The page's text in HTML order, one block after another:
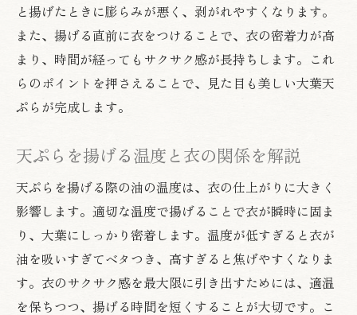
と揚げたときに膨らみが悪く、剥がれやすくなります。
また、揚げる直前に衣をつけることで、衣の密着力が高
まり、時間が経ってもサクサク感が長持ちします。これ
らのポイントを押さえることで、見た目も美しい大葉天
ぷらが完成します。
天ぷらを揚げる温度と衣の関係を解説
天ぷらを揚げる際の油の温度は、衣の仕上がりに大きく
影響します。適切な温度で揚げることで衣が瞬時に固ま
り、大葉にしっかり密着します。温度が低すぎると衣が
油を吸いすぎてベタつき、高すぎると焦げやすくなりま
す。衣のサクサク感を最大限に引き出すためには、適温
を保ちつつ、揚げる時間を短くすることが大切です。こ